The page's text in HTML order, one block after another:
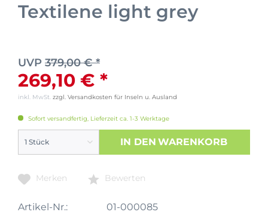
Textilene light grey
UVP 379,00 € *
269,10 € *
inkl. MwSt. zzgl. Versandkosten für Inseln u. Ausland
Sofort versandfertig, Lieferzeit ca. 1-3 Werktage
IN DEN WARENKORB
Merken Bewerten
Artikel-Nr.:
01-000085